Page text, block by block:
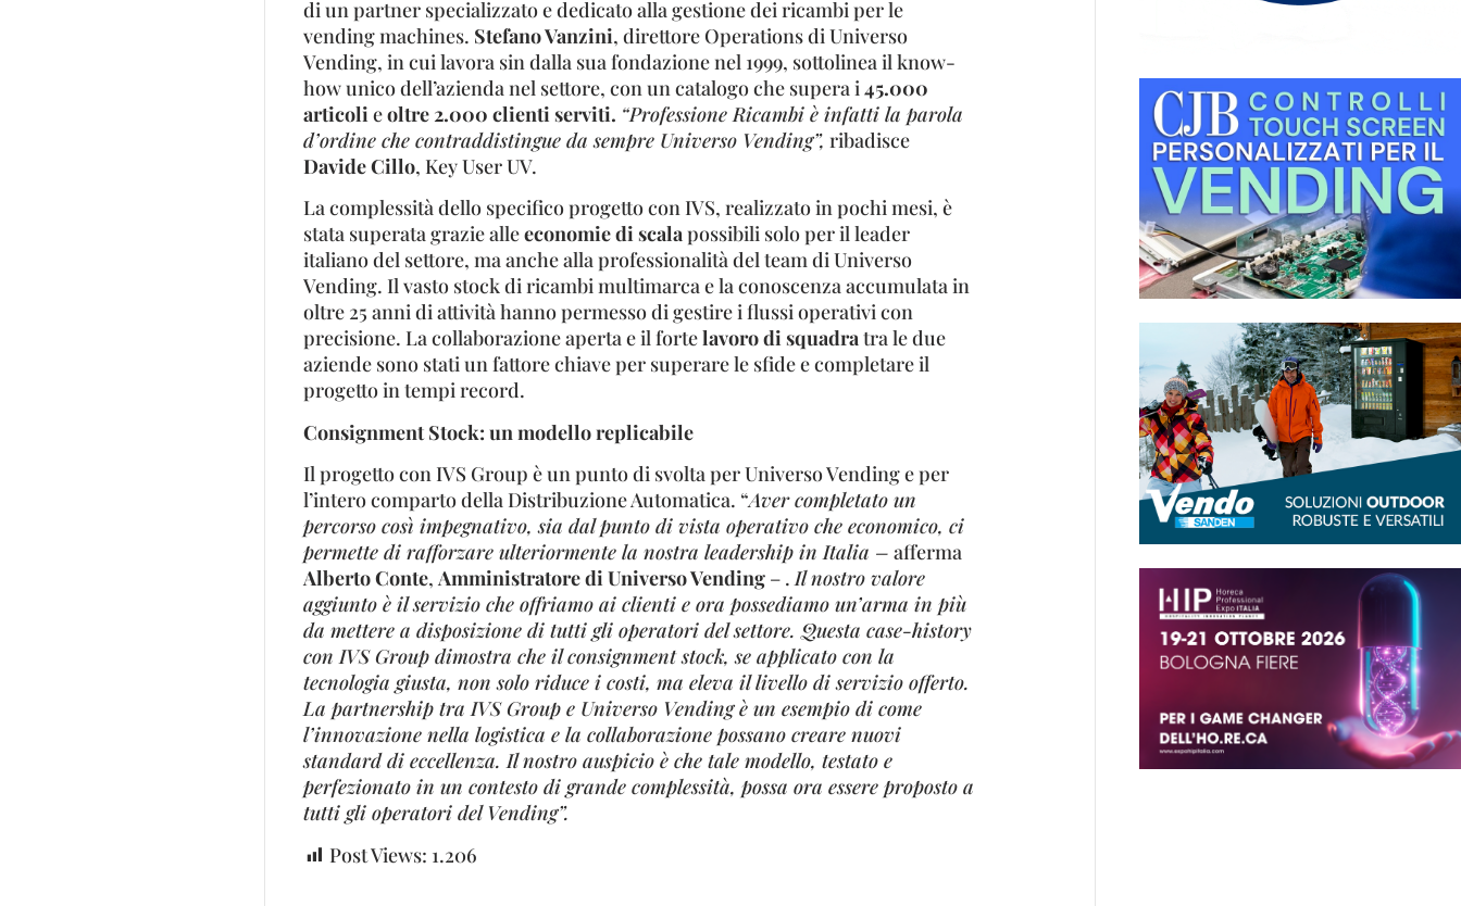
di un partner specializzato e dedicato alla gestione dei ricambi per le
vending machines. Stefano Vanzini, direttore Operations di Universo
Vending, in cui lavora sin dalla sua fondazione nel 1999, sottolinea il know-
how unico dell’azienda nel settore, con un catalogo che supera i45.000
articolieoltre 2.000 clientiserviti. “Professione Ricambi è infatti la parola
d’ordine che contraddistingue da sempre Universo Vending”, ribadisce
Davide Cillo, Key User UV.
La complessità dello specifico progetto con IVS, realizzato in pochi mesi, è
stata superata grazie alleeconomie di scalapossibili solo per il leader
italiano del settore, ma anche alla professionalità del team di Universo
Vending. Il vasto stock di ricambi multimarca e la conoscenza accumulata in
oltre 25 anni di attività hanno permesso di gestire i flussi operativi con
precisione. La collaborazione aperta e il fortelavoro di squadratra le due
aziende sono stati un fattore chiave per superare le sfide e completare il
progetto in tempi record.
Consignment Stock: un modello replicabile
Il progetto con IVS Group è un punto di svolta per Universo Vending e per
l’intero comparto della Distribuzione Automatica. “Aver completato un
percorso così impegnativo, sia dal punto di vista operativo che economico, ci
permette di rafforzare ulteriormente la nostra leadership in Italia – afferma
Alberto Conte,Amministratore di Universo Vending– .Il nostro valore
aggiunto è il servizio che offriamo ai clienti e ora possediamo un’arma in più
da mettere a disposizione di tutti gli operatori del settore. Questa case-history
con IVS Group dimostra che il consignment stock, se applicato con la
tecnologia giusta, non solo riduce i costi, ma eleva il livello di servizio offerto.
La partnership tra IVS Group e Universo Vending è un esempio di come
l’innovazione nella logistica e la collaborazione possano creare nuovi
standard di eccellenza. Il nostro auspicio è che tale modello, testato e
perfezionato in un contesto di grande complessità, possa ora essere proposto a
tutti gli operatori del Vending”.
Post Views: 1.206